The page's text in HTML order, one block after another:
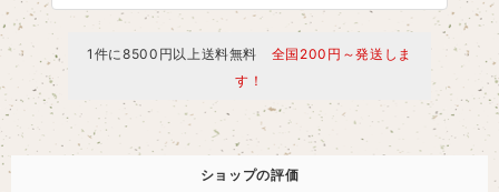
1件に8500円以上送料無料 全国200円～発送しま
す！
ショップの評価